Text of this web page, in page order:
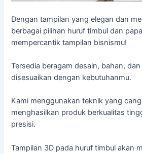
Dengan tampilan yang elegan dan
berbagai pilihan huruf timbul dan
mempercantik tampilan bisnismu!
Tersedia beragam desain, bahan,
disesuaikan dengan kebutuhanmu.
Kami menggunakan teknik yang
menghasilkan produk berkualitas
presisi.
Tampilan 3D pada huruf timbul akan